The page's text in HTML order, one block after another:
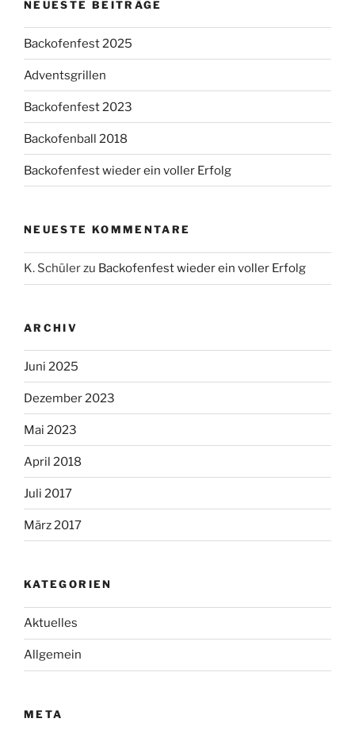
NEUESTE BEITRÄGE
Backofenfest 2025
Adventsgrillen
Backofenfest 2023
Backofenball 2018
Backofenfest wieder ein voller Erfolg
NEUESTE KOMMENTARE
K. Schülerzu Backofenfest wieder ein voller Erfolg
ARCHIV
Juni 2025
Dezember 2023
Mai 2023
April 2018
Juli 2017
März 2017
KATEGORIEN
Aktuelles
Allgemein
META